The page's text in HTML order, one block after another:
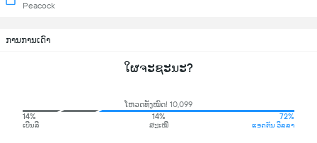
Peacock
ການການເດົາ
ໃຜຈະຊະນະ?
ໂຫວດທັງໝົດ! 10,099
14%
ເບີນລີ
14%
ສະເໝີ
72%
ແອດຕັນ ວິລລາ